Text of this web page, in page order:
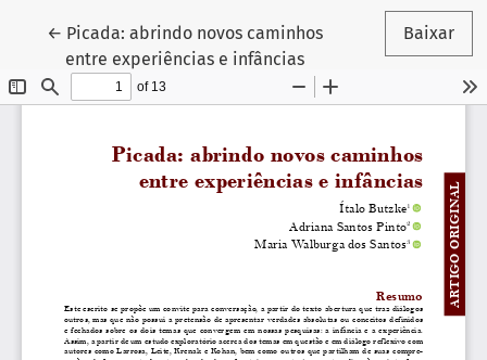
← Voltar aos Detalhes do Artigo
Picada: abrindo novos caminhos
entre experiências e infâncias
Baixar